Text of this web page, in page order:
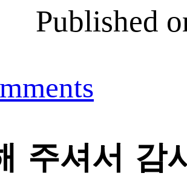
Published
주셔서 감